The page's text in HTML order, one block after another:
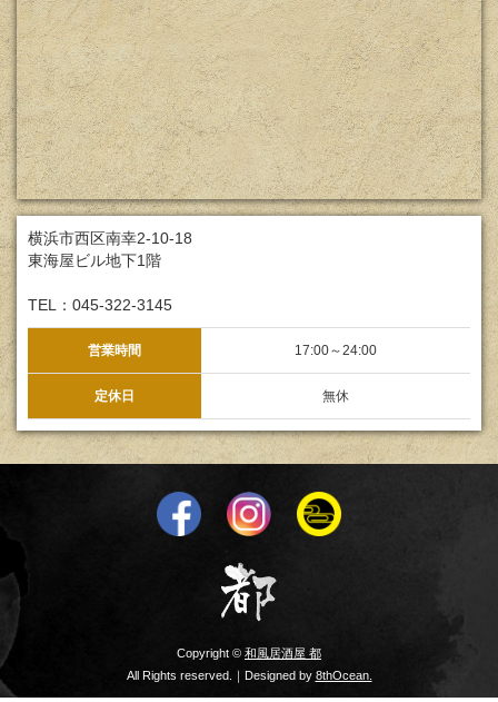
横浜市西区南幸2-10-18
東海屋ビル地下1階
TEL：045-322-3145
営業時間 17:00～24:00
定休日 無休
Copyright © 和風居酒屋 都
All Rights reserved.｜Designed by 8thOcean.